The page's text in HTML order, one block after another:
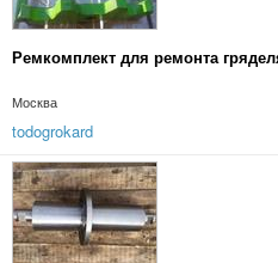
Ремкомплект для ремонта
Москва
todogrokard